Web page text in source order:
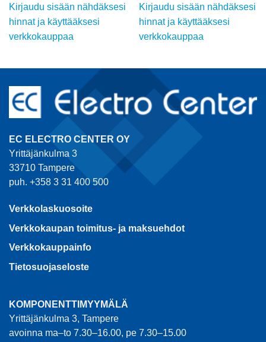
Kirjaudu sisään nähdäksesi
hinnat ja käyttääksesi
verkkokauppaa
Kirjaudu sisään nähdäksesi
hinnat ja käyttääksesi
verkkokauppaa
EC ELECTRO CENTER OY
Yrittäjänkulma 3
33710 Tampere
puh. +358 3 31 400 500
Verkkolaskuosoite
Verkkokaupan toimitus- ja maksuehdot
Verkkokauppainfo
Tietosuojaseloste
KOMPONENTTIMYYMÄLÄ
Yrittäjänkulma 3, Tampere
avoinna ma–to 7.30–16.00, pe 7.30–15.00